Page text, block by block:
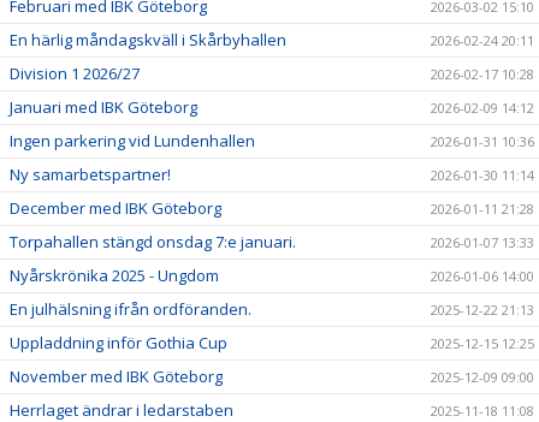
Februari med IBK Göteborg 2026-03-02 15:10
En härlig måndagskväll i Skårbyhallen 2026-02-24 20:11
Division 1 2026/27 2026-02-17 10:28
Januari med IBK Göteborg 2026-02-09 14:12
Ingen parkering vid Lundenhallen 2026-01-31 10:36
Ny samarbetspartner! 2026-01-30 11:14
December med IBK Göteborg 2026-01-11 21:28
Torpahallen stängd onsdag 7:e januari. 2026-01-07 13:33
Nyårskrönika 2025 - Ungdom 2026-01-06 14:00
En julhälsning ifrån ordföranden. 2025-12-22 21:13
Uppladdning inför Gothia Cup 2025-12-15 12:25
November med IBK Göteborg 2025-12-09 09:00
Herrlaget ändrar i ledarstaben 2025-11-18 11:08